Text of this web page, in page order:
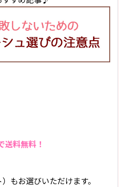
送料無料！
もお選びいただけます。